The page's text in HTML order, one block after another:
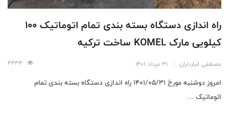
راه اندازی دستگاه بسته بندی تمام اتوماتیک 100
کیلویی مارک KOMEL ساخت ترکیه
مصطفی انبارداران 31 مرداد 1401
امروز دوشنبه مورخ 1401/05/31 راه اندازی دستگاه بسته بندی تمام
اتوماتیک ...